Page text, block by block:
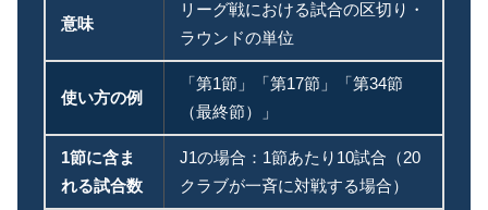
意味
リーグ戦における試合の区切り・
ラウンドの単位
使い方の例
「第1節」「第17節」「第34節
（最終節）」
1節に含ま
れる試合数
J1の場合：1節あたり10試合（20
クラブが一斉に対戦する場合）